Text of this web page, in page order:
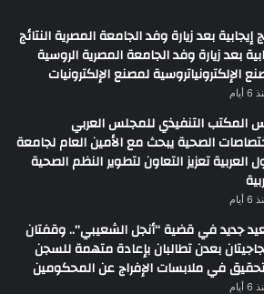
إيجابية بعد زيارة وفد الجامعة المصرية النتائج
بعد زيارة وفد الجامعة المصرية الروسية
الإلكترونياتروسية لمصنع الإلكترونيات
أيام
المكتب التنفيذي للمجلس العربي
الصحية يبحث مع الأمين العام لجامعة
العربية تعزيز التعاون لتطوير النظم الصحية
أيام
جديد في قضية “أنجل الشعيبي”.. وقفتان
بعدن تطالبان بإعادة متهمة للسجن
في ملابسات الإفراج عن المحكومين
أيام